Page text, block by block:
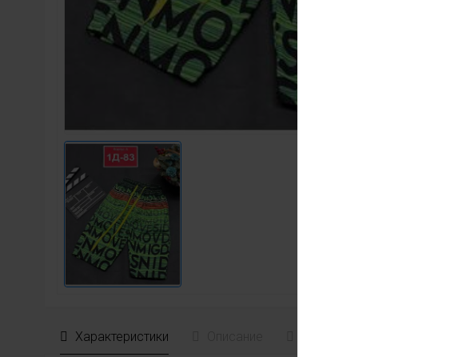
Характеристики